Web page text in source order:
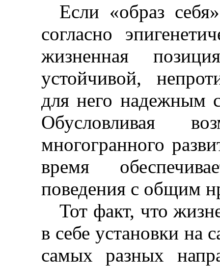
Если «образ
согласно
жизненная
устойчивой,
для него надежным
Обусловливая
многогранного
время
поведения с общим
Тот факт, что
в себе установки на
самых разных